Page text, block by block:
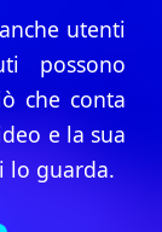
utenti
possono
che conta
e la sua
lo guarda.